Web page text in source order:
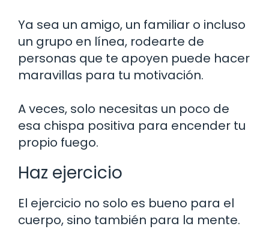
Ya sea un amigo, un familiar o incluso
un grupo en línea, rodearte de
personas que te apoyen puede hacer
maravillas para tu motivación.
A veces, solo necesitas un poco de
esa chispa positiva para encender tu
propio fuego.
Haz ejercicio
El ejercicio no solo es bueno para el
cuerpo, sino también para la mente.